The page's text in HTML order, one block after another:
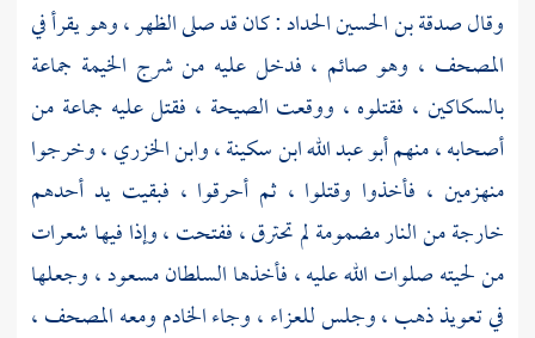
وقالصدقة بن الحسين الحداد: كان قد صلى الظهر ، وهو يقرأ في
المصحف ، وهو صائم ، فدخل عليه من شرج الخيمة جماعة
بالسكاكين ، فقتلوه ، ووقعت الصيحة ، فقتل عليه جماعة من
أصحابه ، منهمأبو عبد الله ابن سكينة،وابن الخزري، وخرجوا
منهزمين ، فأخذوا وقتلوا ، ثم أحرقوا ، فبقيت يد أحدهم
خارجة من النار مضمومة لم تحترق ، ففتحت ، وإذا فيها شعرات
من لحيته صلوات الله عليه ، فأخذهاالسلطان مسعود، وجعلها
في تعويذ ذهب ، وجلس للعزاء ، وجاء الخادم ومعه المصحف ،